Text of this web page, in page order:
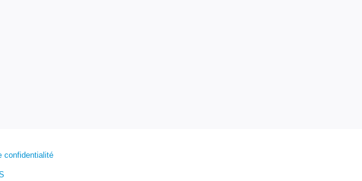
confidentialité